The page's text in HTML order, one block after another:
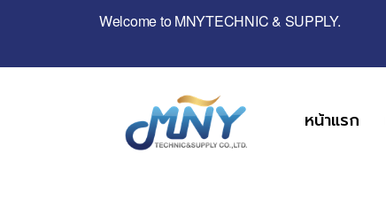
Welcome to MNYTECHNIC & SUPPLY.
หน้าแรก